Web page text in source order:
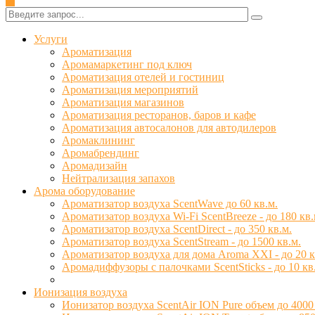
Услуги
Ароматизация
Аромамаркетинг под ключ
Ароматизация отелей и гостиниц
Ароматизация мероприятий
Ароматизация магазинов
Ароматизация ресторанов, баров и кафе
Ароматизация автосалонов для автодилеров
Аромаклининг
Аромабрендинг
Аромадизайн
Нейтрализация запахов
Арома оборудование
Ароматизатор воздуха ScentWave до 60 кв.м.
Ароматизатор воздуха Wi-Fi ScentBreeze - до 180
Ароматизатор воздуха ScentDirect - до 350 кв.м.
Ароматизатор воздуха ScentStream - до 1500 кв.м.
Ароматизатор воздуха для дома Aroma XXI - до 20
Аромадиффузоры с палочками ScentSticks - до 10
Ионизация воздуха
Ионизатор воздуха ScentAir ION Pure объем до